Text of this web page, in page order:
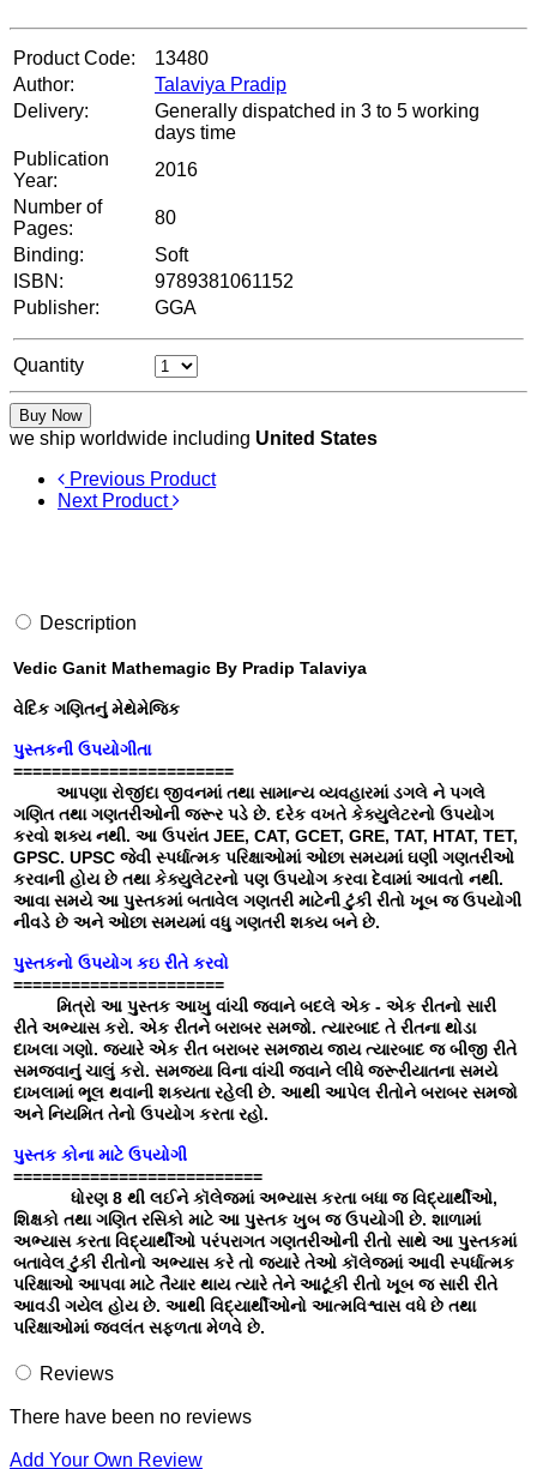
Product Code:
13480
Author:
Talaviya Pradip
Delivery:
Generally dispatched in 3 to 5 working
days time
Publication
Year:
2016
Number of
Pages:
80
Binding:
Soft
ISBN:
9789381061152
Publisher:
GGA
Quantity
Buy Now
we ship worldwide including United States
Previous Product
Next Product
Description
Vedic Ganit Mathemagic By Pradip Talaviya
વેદિક ગણિતનું મેથેમેજિક
પુસ્તકની ઉપયોગીતા
=======================
આપણા રોજીંદા જીવનમાં તથા સામાન્ય વ્યવહારમાં ડગલે ને પગલે
ગણિત તથા ગણતરીઓની જરૂર પડે છે. દરેક વખતે કેક્યુલેટરનો ઉપયોગ
કરવો શક્ય નથી. આ ઉપરાંત JEE, CAT, GCET, GRE, TAT, HTAT, TET,
GPSC. UPSC જેવી સ્પર્ધાત્મક પરિક્ષાઓમાં ઓછા સમયમાં ઘણી ગણતરીઓ
કરવાની હોય છે તથા કેક્યુલેટરનો પણ ઉપયોગ કરવા દેવામાં આવતો નથી.
આવા સમયે આ પુસ્તકમાં બતાવેલ ગણતરી માટેની ટુંકી રીતો ખૂબ જ ઉપયોગી
નીવડે છે અને ઓછા સમયમાં વધુ ગણતરી શક્ય બને છે.
પુસ્તકનો ઉપયોગ કઇ રીતે કરવો
======================
મિત્રો આ પુસ્તક આખુ વાંચી જવાને બદલે એક - એક રીતનો સારી
રીતે અભ્યાસ કરો. એક રીતને બરાબર સમજો. ત્યારબાદ તે રીતના થોડા
દાખલા ગણો. જયારે એક રીત બરાબર સમજાય જાય ત્યારબાદ જ બીજી રીતે
સમજવાનું ચાલું કરો. સમજ્યા વિના વાંચી જવાને લીધે જરૂરીયાતના સમયે
દાખલામાં ભૂલ થવાની શક્યતા રહેલી છે. આથી આપેલ રીતોને બરાબર સમજો
અને નિયમિત તેનો ઉપયોગ કરતા રહો.
પુસ્તક કોના માટે ઉપયોગી
==========================
ધોરણ 8 થી લઈને કૉલેજમાં અભ્યાસ કરતા બધા જ વિદ્યાર્થીઓ,
શિક્ષકો તથા ગણિત રસિકો માટે આ પુસ્તક ખુબ જ ઉપયોગી છે. શાળામાં
અભ્યાસ કરતા વિદ્યાર્થીઓ પરંપરાગત ગણતરીઓની રીતો સાથે આ પુસ્તકમાં
બતાવેલ ટુંકી રીતોનો અભ્યાસ કરે તો જયારે તેઓ કૉલેજમાં આવી સ્પર્ધાત્મક
પરિક્ષાઓ આપવા માટે તૈયાર થાય ત્યારે તેને આટૂંકી રીતો ખૂબ જ સારી રીતે
આવડી ગયેલ હોય છે. આથી વિદ્યાર્થીઓનો આત્મવિશ્વાસ વધે છે તથા
પરિક્ષાઓમાં જવલંત સફળતા મેળવે છે.
Reviews
There have been no reviews
Add Your Own Review